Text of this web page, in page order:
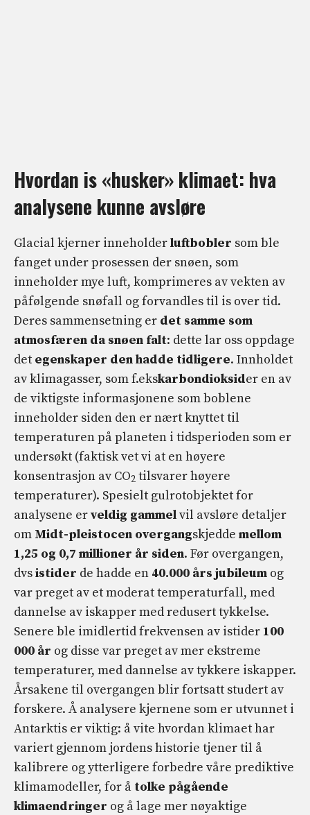
Hvordan is «husker» klimaet: hva
analysene kunne avsløre
Glacial kjerner inneholderluftbobler som ble
fanget under prosessen der snøen, som
inneholder mye luft, komprimeres av vekten av
påfølgende snøfall og forvandles til is over tid.
Deres sammensetning er det samme som
atmosfæren da snøen falt: dette lar oss oppdage
det egenskaper den hadde tidligere. Innholdet
av klimagasser, som f.ekskarbondioksider en av
de viktigste informasjonene som boblene
inneholder siden den er nært knyttet til
temperaturen på planeten i tidsperioden som er
undersøkt (faktisk vet vi at en høyere
konsentrasjon av CO2 tilsvarer høyere
temperaturer). Spesielt gulrotobjektet for
analysene erveldig gammelvil avsløre detaljer
om Midt-pleistocen overgangskjedde mellom
1,25 og 0,7 millioner år siden. Før overgangen,
dvsistider de hadde en 40.000 års jubileum og
var preget av et moderat temperaturfall, med
dannelse av iskapper med redusert tykkelse.
Senere ble imidlertid frekvensen av istider 100
000 år og disse var preget av mer ekstreme
temperaturer, med dannelse av tykkere iskapper.
Årsakene til overgangen blir fortsatt studert av
forskere. Å analysere kjernene som er utvunnet i
Antarktis er viktig: å vite hvordan klimaet har
variert gjennom jordens historie tjener til å
kalibrere og ytterligere forbedre våre prediktive
klimamodeller, for å tolke pågående
klimaendringer og å lage mer nøyaktige